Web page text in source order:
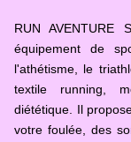
RUN AVENTURE
équipement de
l'athétisme, le
textile running,
diététique. Il
votre foulée, des